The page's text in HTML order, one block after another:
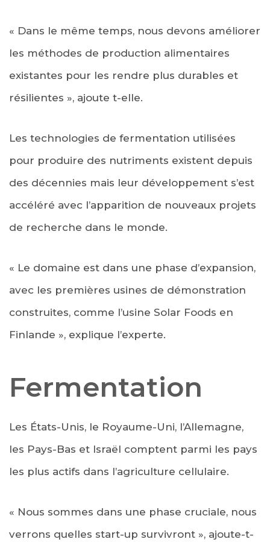
« Dans le même temps, nous devons améliorer
les méthodes de production alimentaires
existantes pour les rendre plus durables et
résilientes », ajoute t-elle.
Les technologies de fermentation utilisées
pour produire des nutriments existent depuis
des décennies mais leur développement s’est
accéléré avec l’apparition de nouveaux projets
de recherche dans le monde.
« Le domaine est dans une phase d’expansion,
avec les premières usines de démonstration
construites, comme l’usine Solar Foods en
Finlande », explique l’experte.
Fermentation
Les États-Unis, le Royaume-Uni, l’Allemagne,
les Pays-Bas et Israël comptent parmi les pays
les plus actifs dans l’agriculture cellulaire.
« Nous sommes dans une phase cruciale, nous
verrons quelles start-up survivront », ajoute-t-